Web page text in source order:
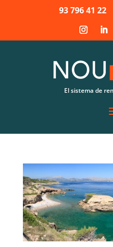
93 796 41 22
El sistema de